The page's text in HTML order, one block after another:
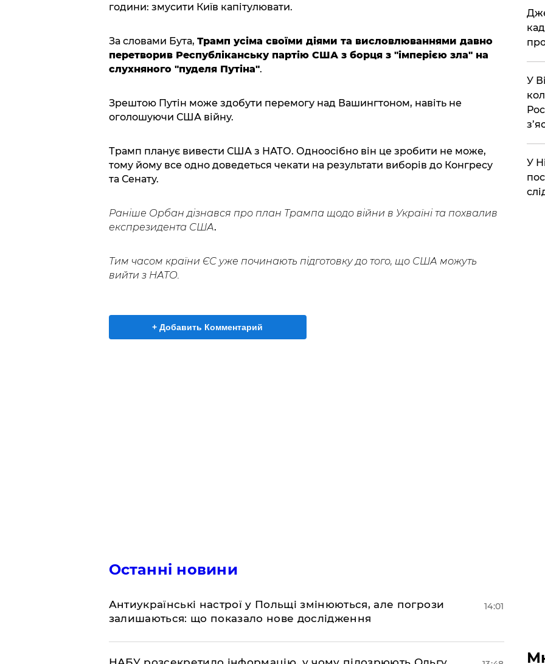
години: змусити Київ капітулювати.
За словами Бута, Трамп усіма своїми діями та висловлюваннями давно
перетворив Республіканську партію США з борця з "імперією зла" на
слухняного "пуделя Путіна".
Зрештою Путін може здобути перемогу над Вашингтоном, навіть не
оголошуючи США війну.
Трамп планує вивести США з НАТО. Одноосібно він це зробити не може,
тому йому все одно доведеться чекати на результати виборів до Конгресу
та Сенату.
Раніше Орбан дізнався про план Трампа щодо війни в Україні та похвалив
експрезидента США.
Тим часом країни ЄС уже починають підготовку до того, що США можуть
вийти з НАТО.
+ Добавить Комментарий
Останні новини
Антиукраїнські настрої у Польщі змінюються, але погрози
залишаються: що показало нове дослідження
14:01
​У
​У